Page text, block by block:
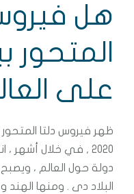
هل فيروس
المتحور
على
ظهر فيروس دلتا المتحور
البلاد دى .ومنها الهند و